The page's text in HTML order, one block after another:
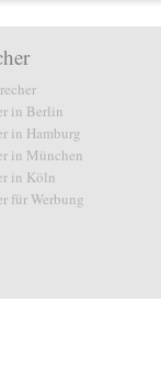
in Berlin
in Hamburg
in München
in Köln
für Werbung